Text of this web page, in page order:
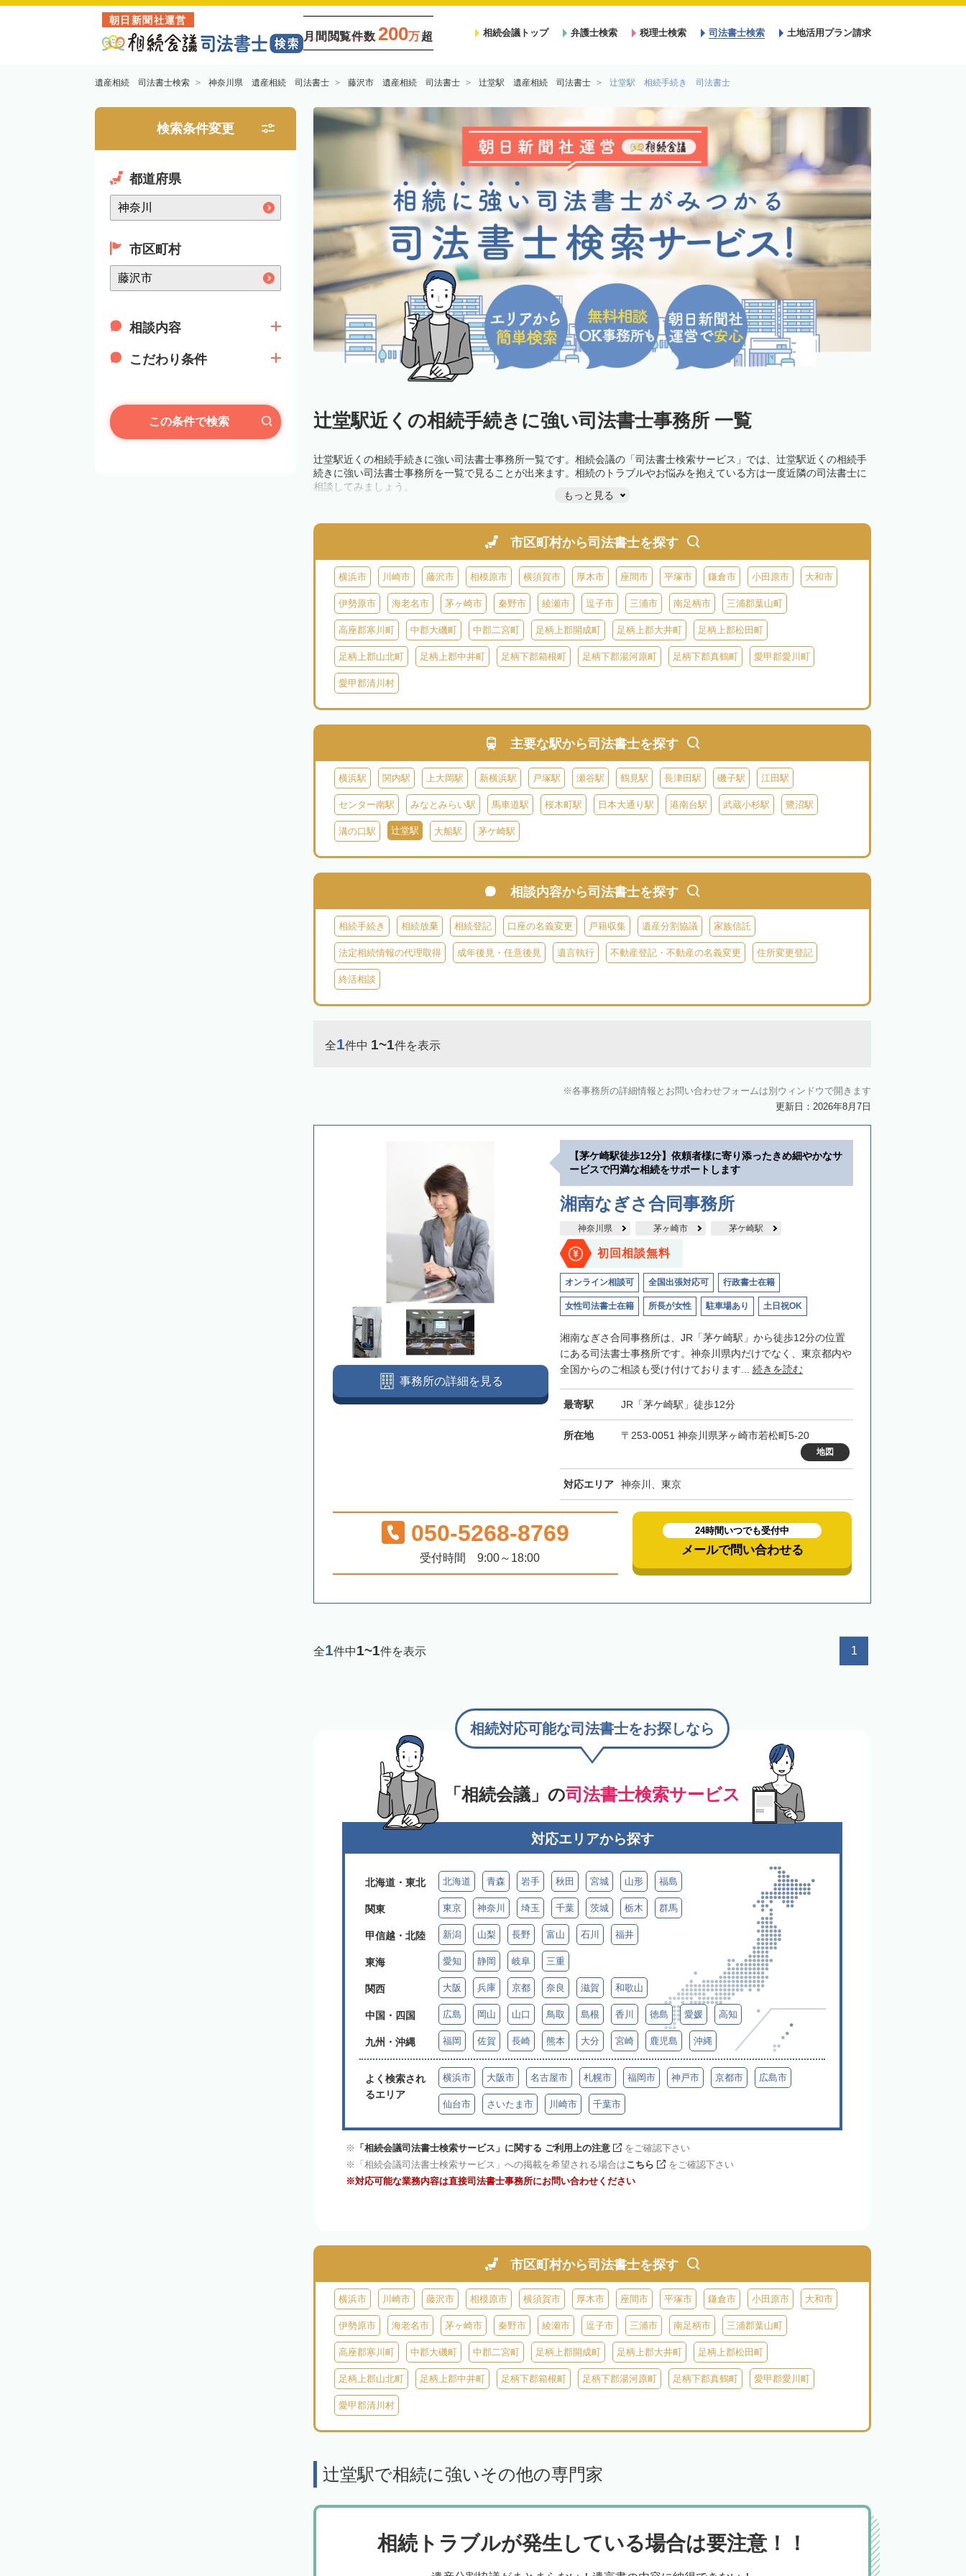
朝日新聞社運営
月間閲覧件数 200万超 相続会議トップ 弁護士検索 税理士検索 司法書士検索 土地活用プラン請求
遺産相続 司法書士検索 神奈川県 遺産相続 司法書士 藤沢市 遺産相続 司法書士 辻堂駅 遺産相続 司法書士 辻堂駅 相続手続き 司法書士
検索条件変更
都道府県
市区町村
相談内容
こだわり条件
この条件で検索 辻堂駅近くの相続手続きに強い司法書士事務所 一覧
辻堂駅近くの相続手続きに強い司法書士事務所一覧です。相続会議の「司法書士検索サービス」では、辻堂駅近くの相続手
続きに強い司法書士事務所を一覧で見ることが出来ます。相続のトラブルやお悩みを抱えている方は一度近隣の司法書士に
相談してみましょう。
もっと見る
市区町村から司法書士を探す
横浜市 川崎市 藤沢市 相模原市 横須賀市 厚木市 座間市 平塚市 鎌倉市 小田原市 大和市
伊勢原市 海老名市 茅ヶ崎市 秦野市 綾瀬市 逗子市 三浦市 南足柄市 三浦郡葉山町
高座郡寒川町 中郡大磯町 中郡二宮町 足柄上郡開成町 足柄上郡大井町 足柄上郡松田町
足柄上郡山北町 足柄上郡中井町 足柄下郡箱根町 足柄下郡湯河原町 足柄下郡真鶴町 愛甲郡愛川町
愛甲郡清川村
主要な駅から司法書士を探す
横浜駅 関内駅 上大岡駅 新横浜駅 戸塚駅 瀬谷駅 鶴見駅 長津田駅 磯子駅 江田駅
センター南駅 みなとみらい駅 馬車道駅 桜木町駅 日本大通り駅 港南台駅 武蔵小杉駅 鷺沼駅
溝の口駅 辻堂駅 大船駅 茅ケ崎駅
相談内容から司法書士を探す
相続手続き 相続放棄 相続登記 口座の名義変更 戸籍収集 遺産分割協議 家族信託
法定相続情報の代理取得 成年後見・任意後見 遺言執行 不動産登記・不動産の名義変更 住所変更登記
終活相談
全1件中 1~1件を表示
各事務所の詳細情報とお問い合わせフォームは別ウィンドウで開きます
更新日：2026年8月7日
【茅ケ崎駅徒歩12分】依頼者様に寄り添ったきめ細やかなサ
ービスで円満な相続をサポートします
湘南なぎさ合同事務所
神奈川県 茅ヶ崎市 茅ケ崎駅
初回相談無料
オンライン相談可 全国出張対応可 行政書士在籍
女性司法書士在籍 所長が女性 駐車場あり 土日祝OK
湘南なぎさ合同事務所は、JR「茅ケ崎駅」から徒歩12分の位置
にある司法書士事務所です。神奈川県内だけでなく、東京都内や
全国からのご相談も受け付けております... 続きを読む
最寄駅 JR「茅ケ崎駅」徒歩12分
所在地 〒253-0051 神奈川県茅ヶ崎市若松町5-20
地図
対応エリア 神奈川、東京
事務所の詳細を見る
050-5268-8769
受付時間 9:00～18:00
24時間いつでも受付中
メールで問い合わせる
全1件中1~1件を表示 1
「相続会議」の司法書士検索サービス
相続対応可能な司法書士をお探しなら
対応エリアから探す
北海道・東北 北海道 青森 岩手 秋田 宮城 山形 福島
関東 東京 神奈川 埼玉 千葉 茨城 栃木 群馬
甲信越・北陸 新潟 山梨 長野 富山 石川 福井
東海 愛知 静岡 岐阜 三重
関西 大阪 兵庫 京都 奈良 滋賀 和歌山
中国・四国 広島 岡山 山口 鳥取 島根 香川 徳島 愛媛 高知
九州・沖縄 福岡 佐賀 長崎 熊本 大分 宮崎 鹿児島 沖縄
よく検索され
るエリア
横浜市 大阪市 名古屋市 札幌市 福岡市 神戸市 京都市 広島市
仙台市 さいたま市 川崎市 千葉市
「相続会議司法書士検索サービス」に関する ご利用上の注意
をご確認下さい
「相続会議司法書士検索サービス」への掲載を希望される場合はこちら
をご確認下さい
対応可能な業務内容は直接司法書士事務所にお問い合わせください
市区町村から司法書士を探す
横浜市 川崎市 藤沢市 相模原市 横須賀市 厚木市 座間市 平塚市 鎌倉市 小田原市 大和市
伊勢原市 海老名市 茅ヶ崎市 秦野市 綾瀬市 逗子市 三浦市 南足柄市 三浦郡葉山町
高座郡寒川町 中郡大磯町 中郡二宮町 足柄上郡開成町 足柄上郡大井町 足柄上郡松田町
足柄上郡山北町 足柄上郡中井町 足柄下郡箱根町 足柄下郡湯河原町 足柄下郡真鶴町 愛甲郡愛川町
愛甲郡清川村
辻堂駅で相続に強いその他の専門家
相続トラブルが発生している場合は要注意！！